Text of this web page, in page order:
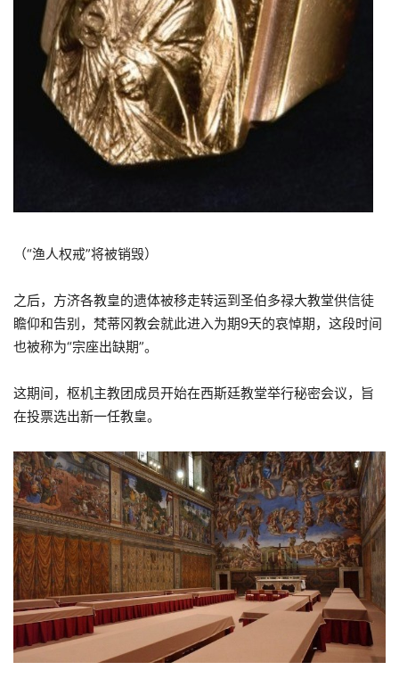
（“渔人权戒”将被销毁）
之后，方济各教皇的遗体被移走转运到圣伯多禄大教堂供信徒
瞻仰和告别，梵蒂冈教会就此进入为期9天的哀悼期，这段时间
也被称为“宗座出缺期”。
这期间，枢机主教团成员开始在西斯廷教堂举行秘密会议，旨
在投票选出新一任教皇。